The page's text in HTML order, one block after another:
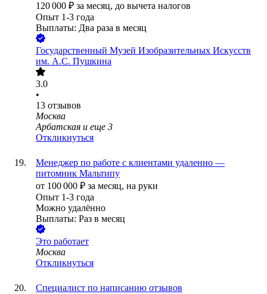
120 000 ₽ за месяц, до вычета налогов
Опыт 1-3 года
Выплаты: Два раза в месяц
Государственный Музей Изобразительных Искусств
им. А.С. Пушкина
3.0
•
13 отзывов
Москва
Арбатская и еще 3
Откликнуться
Менеджер по работе с клиентами удаленно —
питомник Мальтипу
от 100 000 ₽ за месяц, на руки
Опыт 1-3 года
Можно удалённо
Выплаты: Раз в месяц
Это работает
Москва
Откликнуться
Специалист по написанию отзывов